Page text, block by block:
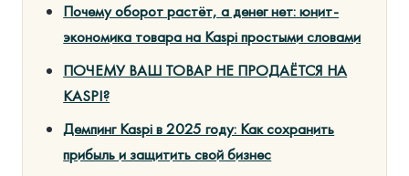
Почему оборот растёт, а денег нет: юнит-
экономика товара на Kaspi простыми словами
ПОЧЕМУ ВАШ ТОВАР НЕ ПРОДАЁТСЯ НА
KASPI?
Демпинг Kaspi в 2025 году: Как сохранить
прибыль и защитить свой бизнес